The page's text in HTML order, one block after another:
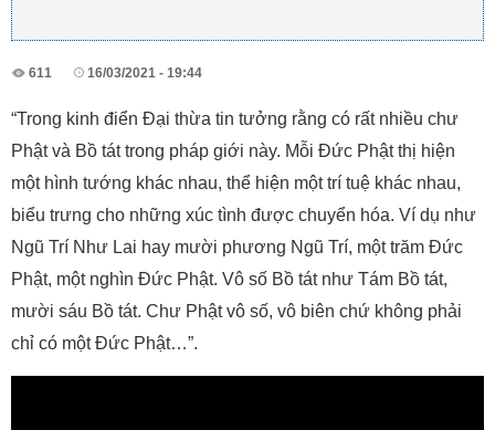
611 16/03/2021 - 19:44
“Trong kinh điển Đại thừa tin tưởng rằng có rất nhiều chư
Phật và Bồ tát trong pháp giới này. Mỗi Đức Phật thị hiện
một hình tướng khác nhau, thể hiện một trí tuệ khác nhau,
biểu trưng cho những xúc tình được chuyển hóa. Ví dụ như
Ngũ Trí Như Lai hay mười phương Ngũ Trí, một trăm Đức
Phật, một nghìn Đức Phật. Vô số Bồ tát như Tám Bồ tát,
mười sáu Bồ tát. Chư Phật vô số, vô biên chứ không phải
chỉ có một Đức Phật…”.